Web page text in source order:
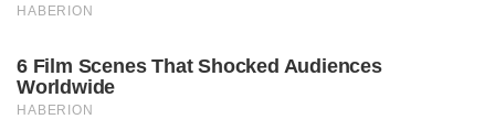
HABERION
6 Film Scenes That Shocked Audiences
Worldwide
HABERION